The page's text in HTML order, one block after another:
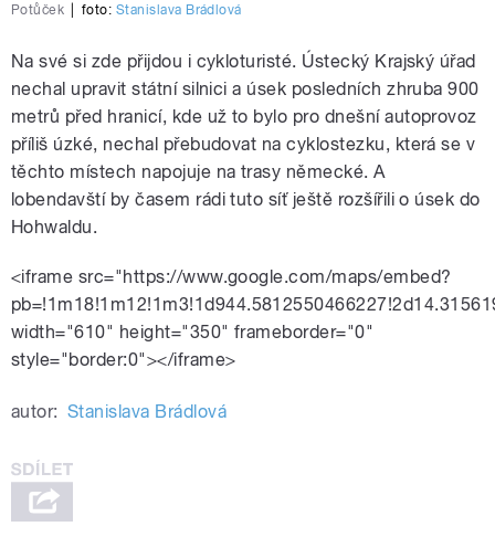
Potůček foto: Stanislava Brádlová
Na své si zde přijdou i cykloturisté. Ústecký Krajský úřad
nechal upravit státní silnici a úsek posledních zhruba 900
metrů před hranicí, kde už to bylo pro dnešní autoprovoz
příliš úzké, nechal přebudovat na cyklostezku, která se v
těchto místech napojuje na trasy německé. A
lobendavští by časem rádi tuto síť ještě rozšířili o úsek do
Hohwaldu.
<iframe src="https://www.google.com/maps/embed?
width="610" height="350" frameborder="0"
style="border:0"></iframe>
autor: Stanislava Brádlová